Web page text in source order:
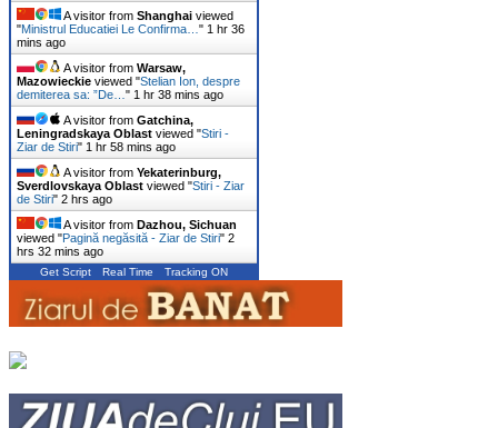
A visitor from Shanghai viewed
"Ministrul Educatiei Le Confirma… " 1 hr 36
mins ago
A visitor from Warsaw,
Mazowieckie viewed "Stelian Ion, despre
demiterea sa: ”De… " 1 hr 38 mins ago
A visitor from Gatchina,
Leningradskaya Oblast viewed "Stiri -
Ziar de Stiri" 1 hr 58 mins ago
A visitor from Yekaterinburg,
Sverdlovskaya Oblast viewed "Stiri - Ziar
de Stiri" 2 hrs ago
A visitor from Dazhou, Sichuan
viewed "Pagină negăsită - Ziar de Stiri" 2
hrs 32 mins ago
Get Script Real Time Tracking ON